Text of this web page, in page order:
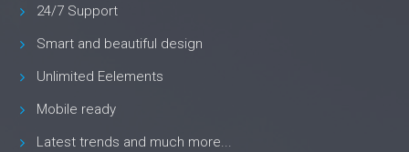
24/7 Support
Smart and beautiful design
Unlimited Eelements
Mobile ready
Latest trends and much more...